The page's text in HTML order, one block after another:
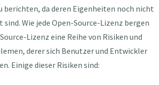
berichten, da deren Eigenheiten noch nicht
Wie jede Open-Source-Lizenz bergen
Lizenz eine Reihe von Risiken und
derer sich Benutzer und Entwickler
Einige dieser Risiken sind: